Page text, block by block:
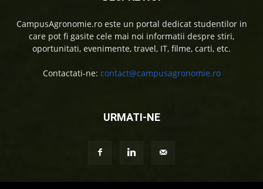
CampusAgronomie.ro este un portal dedicat studentilor in
care pot fi gasite cele mai noi informatii despre stiri,
oportunitati, evenimente, travel, IT, filme, carti, etc.
Contactati-ne: contact@campusagronomie.ro
URMATI-NE